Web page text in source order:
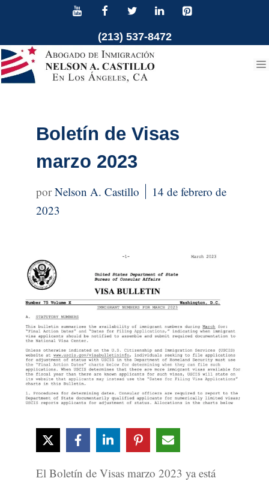
contenido
(213) 537-8472
Boletín de Visas
marzo 2023
Nelson A. Castillo
14 de febrero de
2023
El Boletín de Visas marzo 2023 ya está